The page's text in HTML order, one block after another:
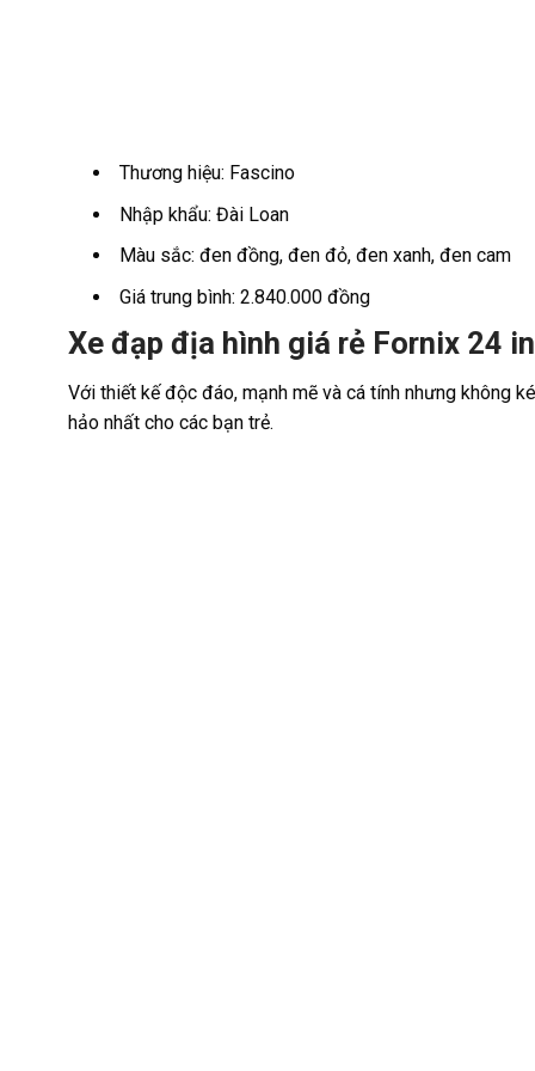
Thương hiệu: Fascino
Nhập khẩu: Đài Loan
Màu sắc: đen đồng, đen đỏ, đen xanh, đen cam
Giá trung bình: 2.840.000 đồng
Xe đạp địa hình giá rẻ Fornix 24
Với thiết kế độc đáo, mạnh mẽ và cá tính nhưng không
hảo nhất cho các bạn trẻ.